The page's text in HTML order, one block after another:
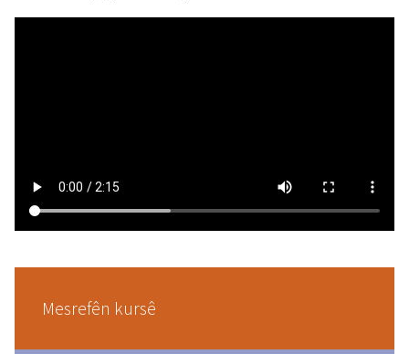
Mesrefên kursê